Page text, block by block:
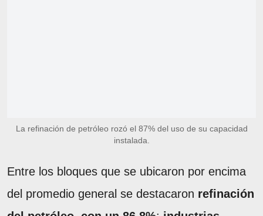
La refinación de petróleo rozó el 87% del uso de su capacidad
instalada.
Entre los bloques que se ubicaron por encima
del promedio general se destacaron refinación